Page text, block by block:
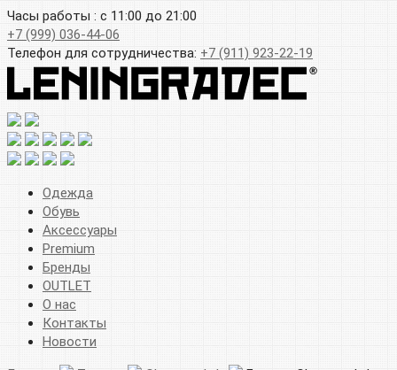
Часы работы : с 11:00 до 21:00
+7 (999) 036-44-06
Телефон для сотрудничества: +7 (911) 923-22-19
Одежда
Обувь
Аксессуары
Premium
Бренды
OUTLET
О нас
Контакты
Новости